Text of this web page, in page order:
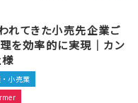
れてきた小売先企業ご
を効率的に実現｜カン
小売業